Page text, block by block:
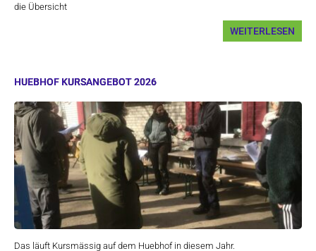
die Übersicht
WEITERLESEN
HUEBHOF KURSANGEBOT 2026
Das läuft Kursmässig auf dem Huebhof in diesem Jahr.